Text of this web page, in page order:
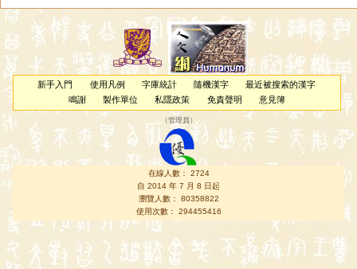
新手入門 使用凡例 字庫統計 隨機漢字
最近被搜索的漢字
鳴謝
製作單位 私隱政策 免責聲明 意見簿
（管理員 ）
在線人數： 2724
自 2014 年 7 月 8 日起
瀏覽人數： 80358822
使用次數： 294455416